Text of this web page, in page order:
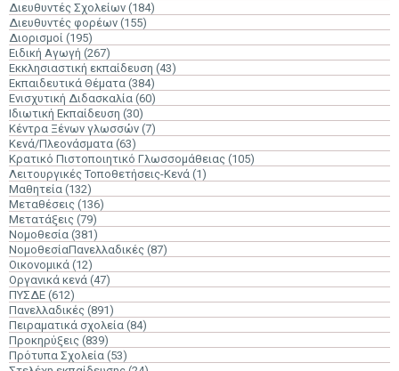
Διευθυντές Σχολείων (184)
Διευθυντές φορέων (155)
Διορισμοί (195)
Ειδική Αγωγή (267)
Εκκλησιαστική εκπαίδευση (43)
Εκπαιδευτικά Θέματα (384)
Ενισχυτική Διδασκαλία (60)
Ιδιωτική Εκπαίδευση (30)
Κέντρα Ξένων γλωσσών (7)
Κενά/Πλεονάσματα (63)
Κρατικό Πιστοποιητικό Γλωσσομάθειας (105)
Λειτουργικές Τοποθετήσεις-Κενά (1)
Μαθητεία (132)
Μεταθέσεις (136)
Μετατάξεις (79)
Νομοθεσία (381)
ΝομοθεσίαΠανελλαδικές (87)
Οικονομικά (12)
Οργανικά κενά (47)
ΠΥΣΔΕ (612)
Πανελλαδικές (891)
Πειραματικά σχολεία (84)
Προκηρύξεις (839)
Πρότυπα Σχολεία (53)